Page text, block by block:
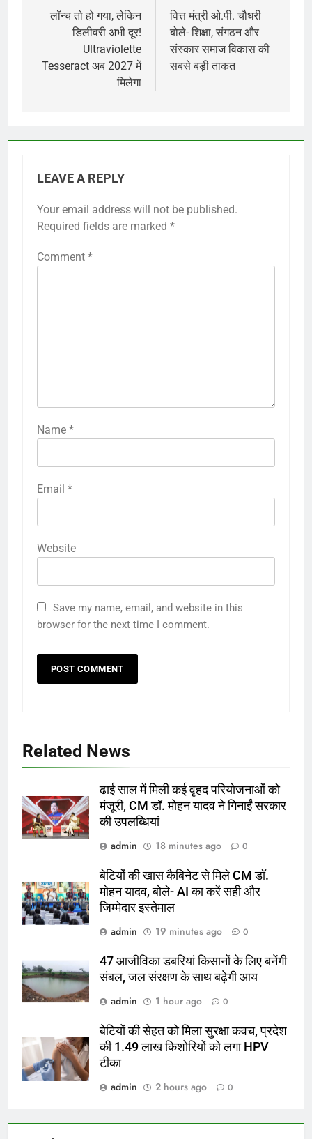
navigation
लॉन्च तो हो गया, लेकिन
डिलीवरी अभी दूर!
Ultraviolette
Tesseract अब 2027 में
मिलेगा
वित्त मंत्री ओ.पी. चौधरी
बोले- शिक्षा, संगठन और
संस्कार समाज विकास की
सबसे बड़ी ताकत
LEAVE A REPLY
Your email address will not be published.
Required fields are marked *
Comment *
Name *
Email *
Website
Save my name, email, and website in this
browser for the next time I comment.
Related News
ढाई साल में मिली कई वृहद परियोजनाओं को
मंजूरी, CM डॉ. मोहन यादव ने गिनाईं सरकार
की उपलब्धियां
admin
18 minutes ago 0
बेटियों की खास कैबिनेट से मिले CM डॉ.
मोहन यादव, बोले- AI का करें सही और
जिम्मेदार इस्तेमाल
admin
19 minutes ago 0
47 आजीविका डबरियां किसानों के लिए बनेंगी
संबल, जल संरक्षण के साथ बढ़ेगी आय
admin
1 hour ago 0
बेटियों की सेहत को मिला सुरक्षा कवच, प्रदेश
की 1.49 लाख किशोरियों को लगा HPV
टीका
admin
2 hours ago 0